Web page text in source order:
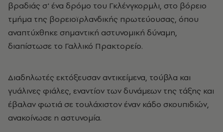
βραδιάς σ' ένα δρόμο του Γκλένγκορμλι, στο βόρειο
τμήμα της βορειοϊρλανδικής πρωτεύουσας, όπου
αναπτύχθηκε σημαντική αστυνομική δύναμη,
διαπίστωσε το Γαλλικό Πρακτορείο.
Διαδηλωτές εκτόξευσαν αντικείμενα, τούβλα και
γυάλινες φιάλες, εναντίον των δυνάμεων της τάξης και
έβαλαν φωτιά σε τουλάχιστον έναν κάδο σκουπιδιών,
ανακοίνωσε η αστυνομία.